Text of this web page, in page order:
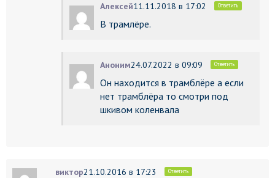
Алексей11.11.2018 в 17:02 Ответить
В трамлёре.
Аноним24.07.2022 в 09:09 Ответить
Он находится в трамблёре а если
нет трамблёра то смотри под
шкивом коленвала
виктор21.10.2016 в 17:23 Ответить